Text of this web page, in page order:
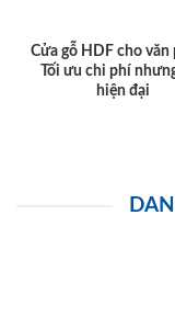
Cửa gỗ HDF cho văn
Tối ưu chi phí
hiện đại